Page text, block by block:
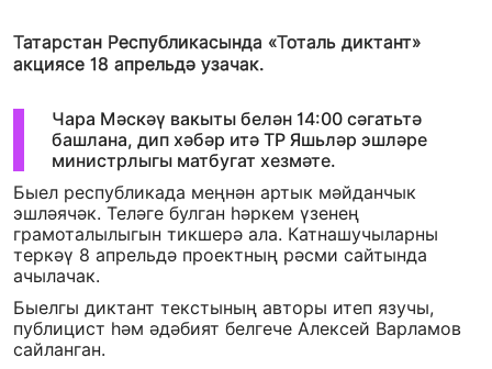
Татарстан Республикасында «Тоталь диктант»
акциясе 18 апрельдә узачак.
Чара Мәскәү вакыты белән 14:00 сәгатьтә
башлана, дип хәбәр итә ТР Яшьләр эшләре
министрлыгы матбугат хезмәте.
Быел республикада меңнән артык мәйданчык
эшләячәк. Теләге булган һәркем үзенең
грамоталылыгын тикшерә ала. Катнашучыларны
теркәү 8 апрельдә проектның рәсми сайтында
ачылачак.
Быелгы диктант текстының авторы итеп язучы,
публицист һәм әдәбият белгече Алексей Варламов
сайланган.